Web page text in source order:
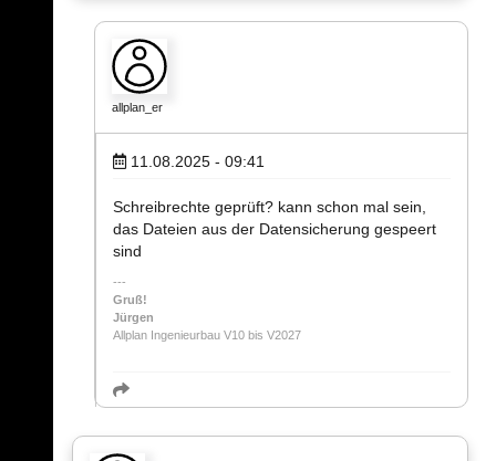
allplan_er
11.08.2025 - 09:41
Schreibrechte geprüft? kann schon mal sein,
das Dateien aus der Datensicherung gespeert
sind
Gruß!
Jürgen
Allplan Ingenieurbau V10 bis V2027